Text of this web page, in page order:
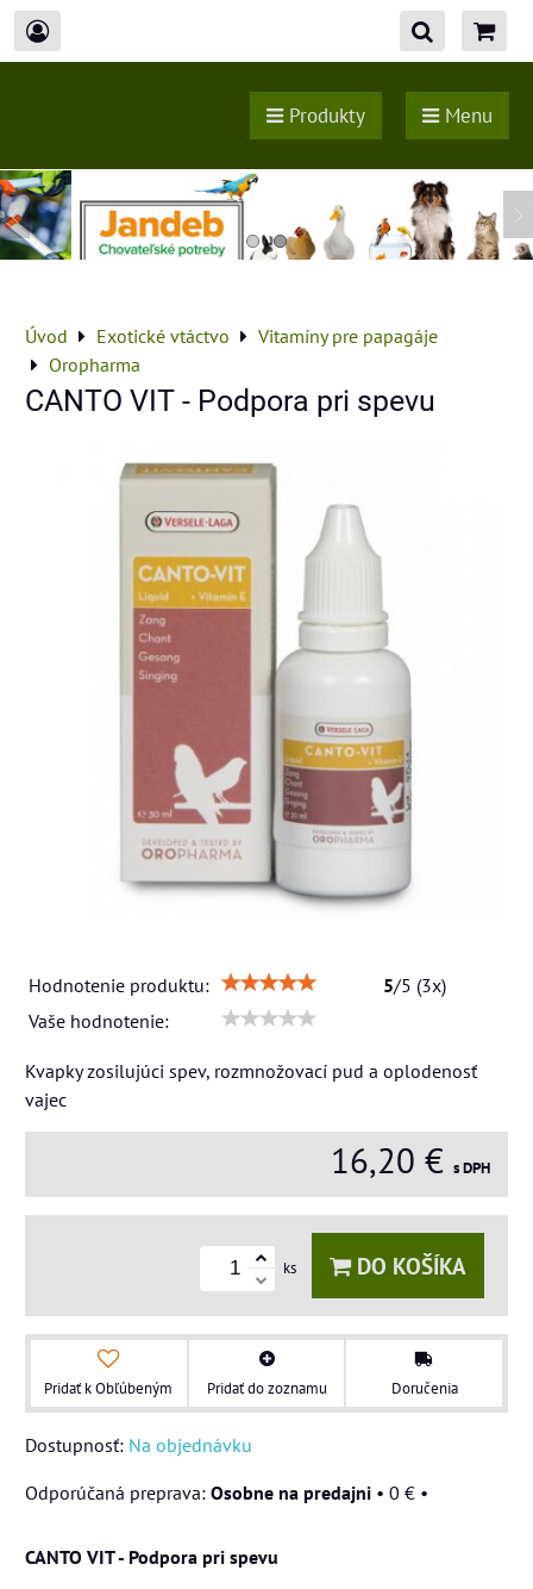
Produkty Menu
Úvod Exotické vtáctvo
Vitamíny pre papagáje
Oropharma
CANTO VIT - Podpora pri spevu
Hodnotenie produktu: 5/5 (3x)
Vaše hodnotenie:
Kvapky zosilujúci spev, rozmnožovací pud a oplodenosť
vajec
16,20 € s DPH
ks DO KOŠÍKA
Pridať k Obľúbeným Pridať do zoznamu Doručenia
Dostupnosť: Na objednávku
Osobne na predajni • 0 € •
CANTO VIT - Podpora pri spevu